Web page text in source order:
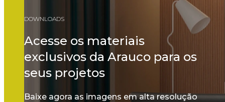
DOWNLOADS
Acesse os materiais
exclusivos da Arauco para os
seus projetos
Baixe agora as imagens em alta resolução